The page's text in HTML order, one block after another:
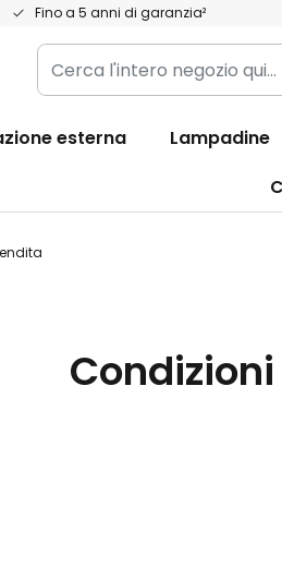
Fino a 5 anni di garanzia²
Cerca
l'intero
qui...esterna Lampadine